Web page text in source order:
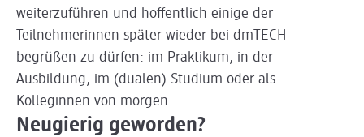
weiterzuführen und hoffentlich einige der
Teilnehmerinnen später wieder bei dmTECH
begrüßen zu dürfen: im Praktikum, in der
Ausbildung, im (dualen) Studium oder als
Kolleginnen von morgen.
Neugierig geworden?